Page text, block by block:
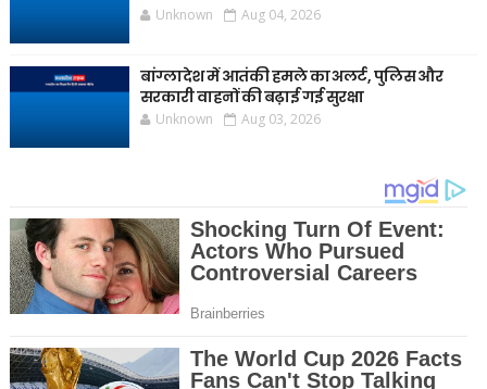
Unknown Aug 04, 2026
बांग्लादेश में आतंकी हमले का अलर्ट, पुलिस और
सरकारी वाहनों की बढ़ाई गई सुरक्षा
Unknown Aug 03, 2026